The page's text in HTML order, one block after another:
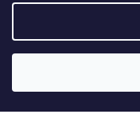
Copyright 2026
vás milují...